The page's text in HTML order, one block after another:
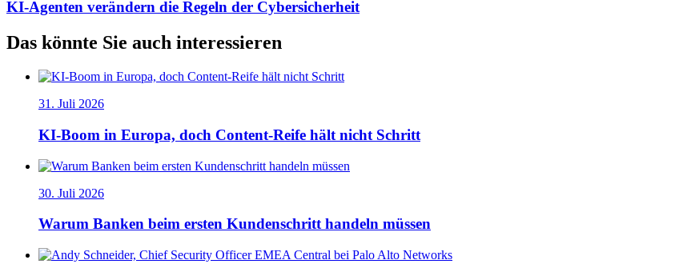
KI-Agenten verändern die Regeln der Cybersicherheit
Das könnte Sie auch interessieren
31. Juli 2026
KI-Boom in Europa, doch Content-Reife hält nicht Schritt
30. Juli 2026
Warum Banken beim ersten Kundenschritt handeln müssen